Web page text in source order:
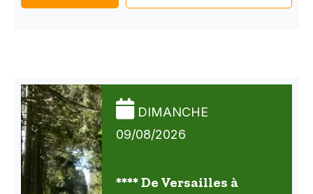
DIMANCHE
09/08/2026
**** De Versailles à